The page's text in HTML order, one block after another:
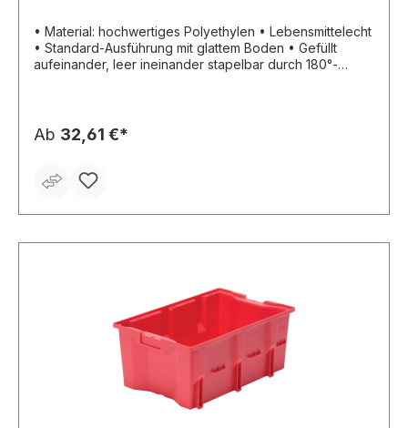
• Material: hochwertiges Polyethylen • Lebensmittelecht
• Standard-Ausführung mit glattem Boden • Gefüllt
aufeinander, leer ineinander stapelbar durch 180°-
Ab 32,61 €*